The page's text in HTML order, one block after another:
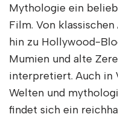
Mythologie ein
Film. Von
hin zu Hollywood-
Mumien und alte
interpretiert. Auch in
Welten und
findet sich ein